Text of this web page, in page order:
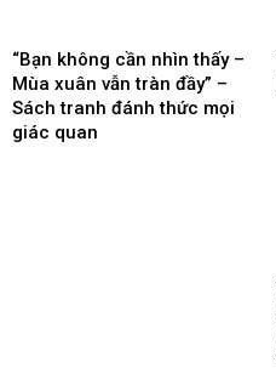
“Bạn không cần nhìn thấy –
Mùa xuân vẫn tràn đầy” –
Sách tranh đánh thức mọi
giác quan